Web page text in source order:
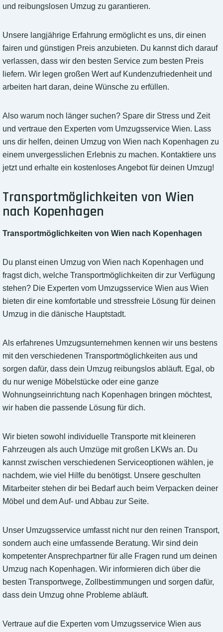
und reibungslosen Umzug zu garantieren.
Unsere langjährige Erfahrung ermöglicht es uns, dir einen
fairen und günstigen Preis anzubieten. Du kannst dich darauf
verlassen, dass wir den besten Service zum besten Preis
liefern. Wir legen großen Wert auf Kundenzufriedenheit und
arbeiten hart daran, deine Wünsche zu erfüllen.
Also warum noch länger suchen? Spare dir Stress und Zeit
und vertraue den Experten vom Umzugsservice Wien. Lass
uns dir helfen, deinen Umzug von Wien nach Kopenhagen zu
einem unvergesslichen Erlebnis zu machen. Kontaktiere uns
jetzt und erhalte ein kostenloses Angebot für deinen Umzug!
Transportmöglichkeiten von Wien
nach Kopenhagen
Transportmöglichkeiten von Wien nach Kopenhagen
Du planst einen Umzug von Wien nach Kopenhagen und
fragst dich, welche Transportmöglichkeiten dir zur Verfügung
stehen? Die Experten vom Umzugsservice Wien aus Wien
bieten dir eine komfortable und stressfreie Lösung für deinen
Umzug in die dänische Hauptstadt.
Als erfahrenes Umzugsunternehmen kennen wir uns bestens
mit den verschiedenen Transportmöglichkeiten aus und
sorgen dafür, dass dein Umzug reibungslos abläuft. Egal, ob
du nur wenige Möbelstücke oder eine ganze
Wohnungseinrichtung nach Kopenhagen bringen möchtest,
wir haben die passende Lösung für dich.
Wir bieten sowohl individuelle Transporte mit kleineren
Fahrzeugen als auch Umzüge mit großen LKWs an. Du
kannst zwischen verschiedenen Serviceoptionen wählen, je
nachdem, wie viel Hilfe du benötigst. Unsere geschulten
Mitarbeiter stehen dir bei Bedarf auch beim Verpacken deiner
Möbel und dem Auf- und Abbau zur Seite.
Unser Umzugsservice umfasst nicht nur den reinen Transport,
sondern auch eine umfassende Beratung. Wir sind dein
kompetenter Ansprechpartner für alle Fragen rund um deinen
Umzug nach Kopenhagen. Wir informieren dich über die
besten Transportwege, Zollbestimmungen und sorgen dafür,
dass dein Umzug ohne Probleme abläuft.
Vertraue auf die Experten vom Umzugsservice Wien aus